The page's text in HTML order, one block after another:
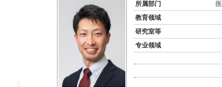
所属部门
教育领域
研究室等
专业领域